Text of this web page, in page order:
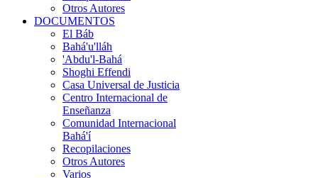
Otros Autores
DOCUMENTOS
El Báb
Bahá'u'lláh
'Abdu'l-Bahá
Shoghi Effendi
Casa Universal de Justicia
Centro Internacional de
Enseñanza
Comunidad Internacional
Bahá'í
Recopilaciones
Otros Autores
Varios